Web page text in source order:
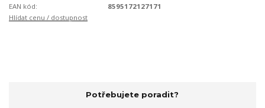
EAN kód:
8595172127171
Hlídat cenu / dostupnost
Potřebujete poradit?